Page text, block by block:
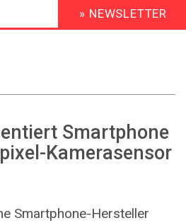
HEADER
MENU
» NEWSLETTER
Smartphone
Kamerasensor
Smartphone-Hersteller